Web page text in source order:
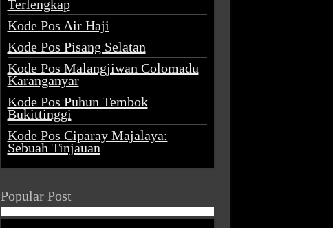
Terlengkap
Kode Pos Air Haji
Kode Pos Pisang Selatan
Kode Pos Malangjiwan Colomadu
Karanganyar
Kode Pos Puhun Tembok
Bukittinggi
Kode Pos Ciparay Majalaya:
Sebuah Tinjauan
Popular Post